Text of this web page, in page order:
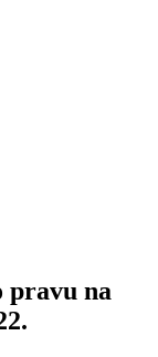
pravu na